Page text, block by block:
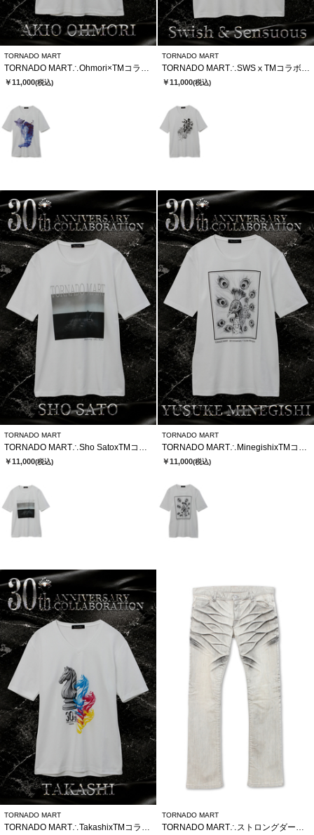
TORNADO MART
TORNADO MART∴Ohmori×TMコラボTシャツ
￥11,000(税込)
TORNADO MART
TORNADO MART∴SWSⅹTMコラボTシャツ
￥11,000(税込)
TORNADO MART
TORNADO MART∴Sho SatoxTMコラボTシャツ
￥11,000(税込)
TORNADO MART
TORNADO MART∴MinegishixTMコラボTシャツ
￥11,000(税込)
TORNADO MART TORNADO MART